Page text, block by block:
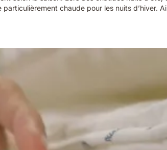
chaude pour les nuits d’hiver.